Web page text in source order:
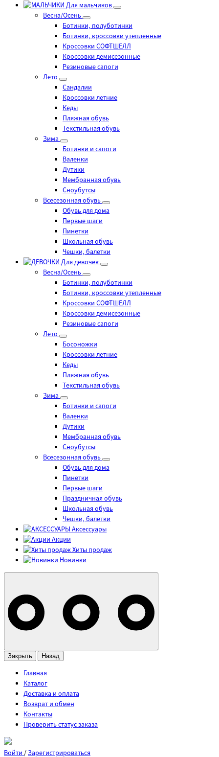
Для мальчиков
Весна/Осень
Ботинки, полуботинки
Ботинки, кроссовки утепленные
Кроссовки СОФТШЕЛЛ
Кроссовки демисезонные
Резиновые сапоги
Лето
Cандалии
Кроссовки летние
Кеды
Пляжная обувь
Текстильная обувь
Зима
Ботинки и сапоги
Валенки
Дутики
Мембранная обувь
Сноубутсы
Всесезонная обувь
Обувь для дома
Первые шаги
Пинетки
Школьная обувь
Чешки, балетки
Для девочек
Весна/Осень
Ботинки, полуботинки
Ботинки, кроссовки утепленные
Кроссовки СОФТШЕЛЛ
Кроссовки демисезонные
Резиновые сапоги
Лето
Босоножки
Кроссовки летние
Кеды
Пляжная обувь
Текстильная обувь
Зима
Ботинки и сапоги
Валенки
Дутики
Мембранная обувь
Сноубутсы
Всесезонная обувь
Обувь для дома
Пинетки
Первые шаги
Праздничная обувь
Школьная обувь
Чешки, балетки
Аксессуары
Акции
Хиты продаж
Новинки
Закрыть Назад
Главная
Каталог
Доставка и оплата
Возврат и обмен
Контакты
Проверить статус заказа
Войти/Зарегистрироваться